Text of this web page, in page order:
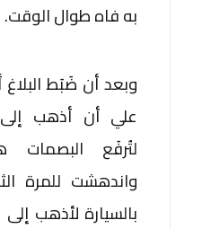
به فاه طوال الوقت.
وبعد أن ضَبَط البلاغ
علي أن أذهب
لتُرفَع البصمات
واندهشت للمرة
بالسيارة لأذهب إلى